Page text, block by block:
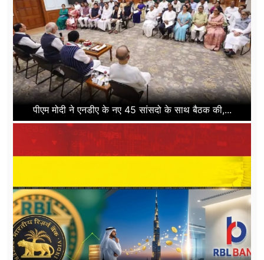
पीएम मोदी ने एनडीए के नए 45 सांसदो के साथ बैठक की,...